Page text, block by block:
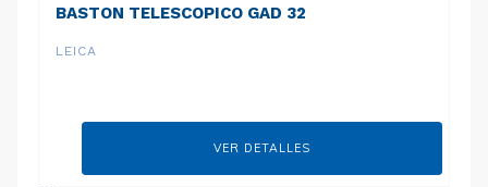
BASTON TELESCOPICO GAD 32
LEICA
VER DETALLES